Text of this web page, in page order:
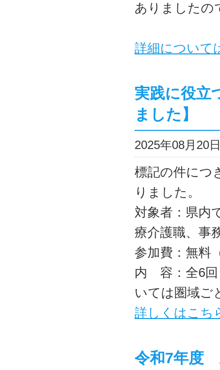
ありましたの
詳細について
実践に役立
ました】
2025年08月20
標記の件につ
りました。
対象者：県内
療介護職、事
参加費：無料
内 容：全6回
いては圏域ご
詳しくはこち
令和7年度